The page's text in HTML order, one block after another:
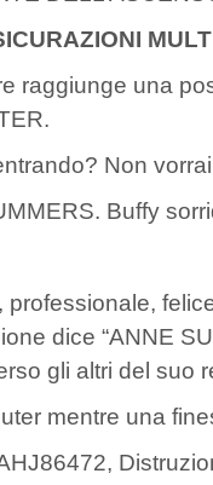
raggiunge una
Non
Buffy
dice “ANNE
gli altri del suo
mentre una